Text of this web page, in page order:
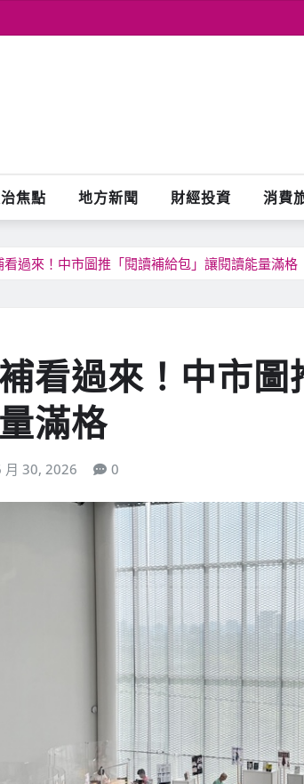
焦點 地方新聞 財經投資 消費
看過來！中市圖推「閱讀補給包」讓閱讀能量滿格
看過來！中市
滿格
月 30, 2026 0